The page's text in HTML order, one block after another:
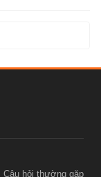
Câu hỏi thường gặp